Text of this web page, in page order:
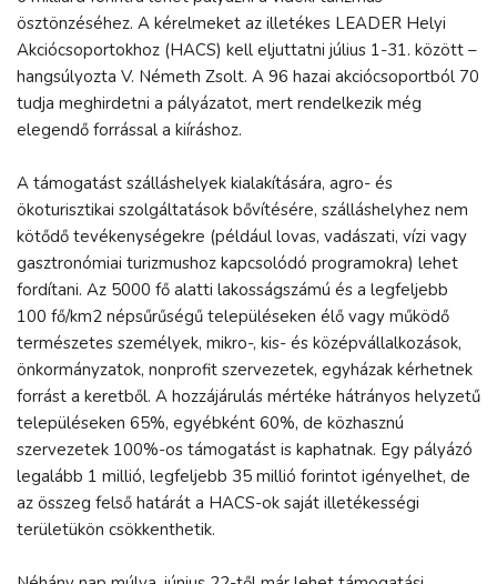
ösztönzéséhez. A kérelmeket az illetékes LEADER Helyi
Akciócsoportokhoz (HACS) kell eljuttatni július 1-31. között –
hangsúlyozta V. Németh Zsolt. A 96 hazai akciócsoportból 70
tudja meghirdetni a pályázatot, mert rendelkezik még
elegendő forrással a kiíráshoz.
A támogatást szálláshelyek kialakítására, agro- és
ökoturisztikai szolgáltatások bővítésére, szálláshelyhez nem
kötődő tevékenységekre (például lovas, vadászati, vízi vagy
gasztronómiai turizmushoz kapcsolódó programokra) lehet
fordítani. Az 5000 fő alatti lakosságszámú és a legfeljebb
100 fő/km2 népsűrűségű településeken élő vagy működő
természetes személyek, mikro-, kis- és középvállalkozások,
önkormányzatok, nonprofit szervezetek, egyházak kérhetnek
forrást a keretből. A hozzájárulás mértéke hátrányos helyzetű
településeken 65%, egyébként 60%, de közhasznú
szervezetek 100%-os támogatást is kaphatnak. Egy pályázó
legalább 1 millió, legfeljebb 35 millió forintot igényelhet, de
az összeg felső határát a HACS-ok saját illetékességi
területükön csökkenthetik.